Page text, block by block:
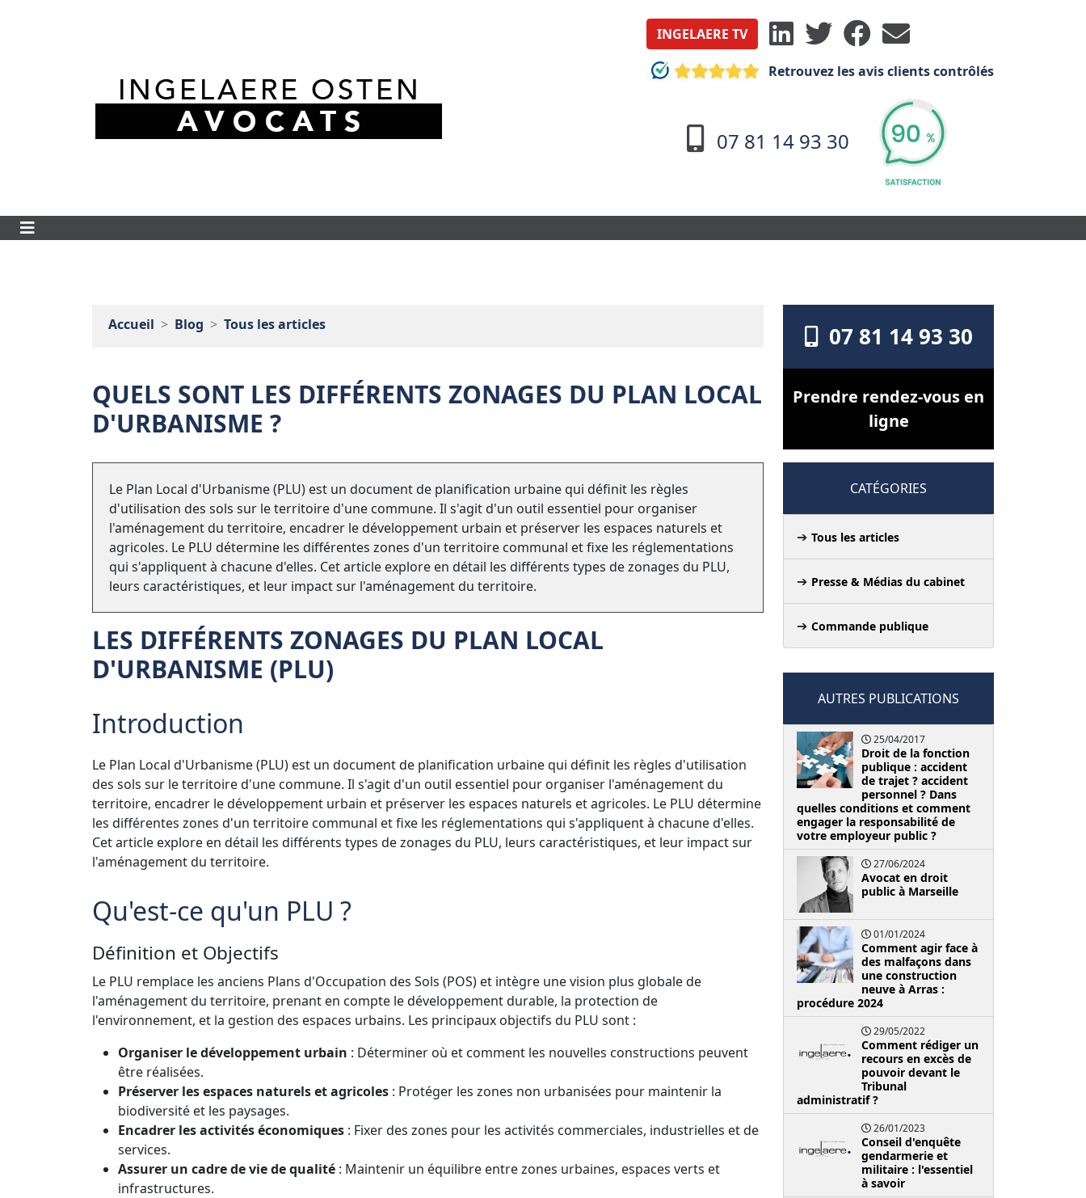
INGELAERE TV
Retrouvez les avis clients contrôlés
07 81 14 93 30
Accueil Blog Tous les articles
QUELS SONT LES DIFFÉRENTS ZONAGES DU PLAN LOCAL
D'URBANISME ?
Le Plan Local d'Urbanisme (PLU) est un document de planification urbaine qui définit les règles
d'utilisation des sols sur le territoire d'une commune. Il s'agit d'un outil essentiel pour organiser
l'aménagement du territoire, encadrer le développement urbain et préserver les espaces naturels et
agricoles. Le PLU détermine les différentes zones d'un territoire communal et fixe les réglementations
qui s'appliquent à chacune d'elles. Cet article explore en détail les différents types de zonages du PLU,
leurs caractéristiques, et leur impact sur l'aménagement du territoire.
LES DIFFÉRENTS ZONAGES DU PLAN LOCAL
D'URBANISME (PLU)
Introduction
Le Plan Local d'Urbanisme (PLU) est un document de planification urbaine qui définit les règles d'utilisation
des sols sur le territoire d'une commune. Il s'agit d'un outil essentiel pour organiser l'aménagement du
territoire, encadrer le développement urbain et préserver les espaces naturels et agricoles. Le PLU détermine
les différentes zones d'un territoire communal et fixe les réglementations qui s'appliquent à chacune d'elles.
Cet article explore en détail les différents types de zonages du PLU, leurs caractéristiques, et leur impact sur
l'aménagement du territoire.
Qu'est-ce qu'un PLU ?
Définition et Objectifs
Le PLU remplace les anciens Plans d'Occupation des Sols (POS) et intègre une vision plus globale de
l'aménagement du territoire, prenant en compte le développement durable, la protection de
l'environnement, et la gestion des espaces urbains. Les principaux objectifs du PLU sont :
Organiser le développement urbain : Déterminer où et comment les nouvelles constructions peuvent
être réalisées.
Préserver les espaces naturels et agricoles : Protéger les zones non urbanisées pour maintenir la
biodiversité et les paysages.
Encadrer les activités économiques : Fixer des zones pour les activités commerciales, industrielles et de
services.
Assurer un cadre de vie de qualité : Maintenir un équilibre entre zones urbaines, espaces verts et
infrastructures.
07 81 14 93 30
Prendre rendez-vous en
ligne
CATÉGORIES
Tous les articles
Presse & Médias du cabinet
Commande publique
AUTRES PUBLICATIONS
25/04/2017
Droit de la fonction
publique : accident
de trajet ? accident
personnel ? Dans
quelles conditions et comment
engager la responsabilité de
votre employeur public ?
27/06/2024
Avocat en droit
public à Marseille
01/01/2024
Comment agir face à
des malfaçons dans
une construction
neuve à Arras :
procédure 2024
29/05/2022
Comment rédiger un
recours en excès de
pouvoir devant le
Tribunal
administratif ?
26/01/2023
Conseil d'enquête
gendarmerie et
militaire : l'essentiel
à savoir